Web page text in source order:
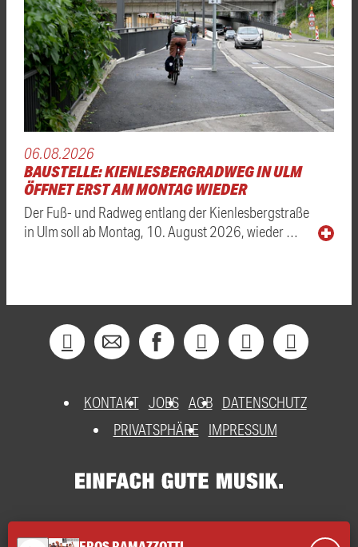
06.08.2026
BAUSTELLE: KIENLESBERGRADWEG IN ULM
ÖFFNET ERST AM MONTAG WIEDER
Der Fuß- und Radweg entlang der Kienlesbergstraße
in Ulm soll ab Montag, 10. August 2026, wieder …
KONTAKT JOBS AGB DATENSCHUTZ
PRIVATSPHÄRE
IMPRESSUM